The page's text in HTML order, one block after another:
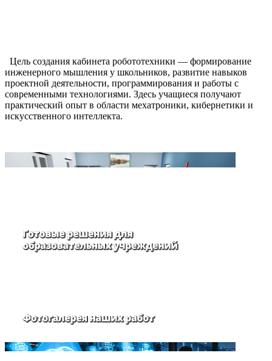
Цель создания кабинета робототехники — формирование
инженерного мышления у школьников, развитие навыков
проектной деятельности, программирования и работы с
современными технологиями. Здесь учащиеся получают
практический опыт в области мехатроники, кибернетики и
искусственного интеллекта.